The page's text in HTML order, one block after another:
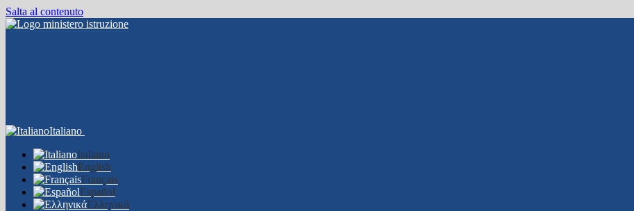
Salta al contenuto
Italiano
Italiano
English
Français
Español
Ελληνικά